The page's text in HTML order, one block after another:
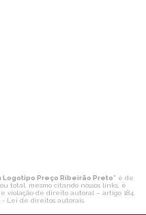
Logotipo Preço Ribeirão Preto" é de
total, mesmo citando nossos links, é
violação de direito autoral – artigo 184
- Lei de direitos autorais.